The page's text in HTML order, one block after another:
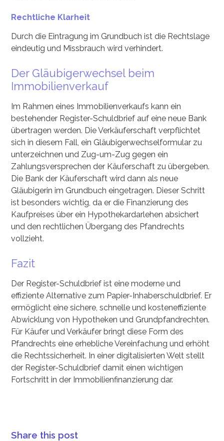
Rechtliche Klarheit
Durch die Eintragung im Grundbuch ist die Rechtslage
eindeutig und Missbrauch wird verhindert.
Der Gläubigerwechsel beim
Immobilienverkauf
Im Rahmen eines Immobilienverkaufs kann ein
bestehender Register-Schuldbrief auf eine neue Bank
übertragen werden. Die Verkäuferschaft verpflichtet
sich in diesem Fall, ein Gläubigerwechselformular zu
unterzeichnen und Zug-um-Zug gegen ein
Zahlungsversprechen der Käuferschaft zu übergeben.
Die Bank der Käuferschaft wird dann als neue
Gläubigerin im Grundbuch eingetragen. Dieser Schritt
ist besonders wichtig, da er die Finanzierung des
Kaufpreises über ein Hypothekardarlehen absichert
und den rechtlichen Übergang des Pfandrechts
vollzieht.
Fazit
Der Register-Schuldbrief ist eine moderne und
effiziente Alternative zum Papier-Inhaberschuldbrief. Er
ermöglicht eine sichere, schnelle und kosteneffiziente
Abwicklung von Hypotheken und Grundpfandrechten.
Für Käufer und Verkäufer bringt diese Form des
Pfandrechts eine erhebliche Vereinfachung und erhöht
die Rechtssicherheit. In einer digitalisierten Welt stellt
der Register-Schuldbrief damit einen wichtigen
Fortschritt in der Immobilienfinanzierung dar.
Share this post